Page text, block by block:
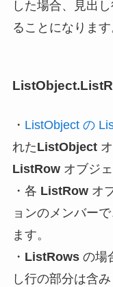
した場合、見出
ることになります
ListObject.List
・ ListObject の
れたListObjectオ
ListRowオブジェ
・各 ListRowオ
ョンのメンバー
ます。
・ ListRowsの場
し行の部分は含